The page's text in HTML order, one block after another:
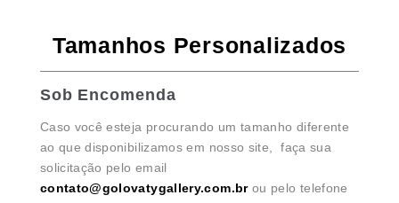
Tamanhos Personalizados
Sob Encomenda
Caso você esteja procurando um tamanho diferente
ao que disponibilizamos em nosso site, faça sua
solicitação pelo email
contato@golovatygallery.com.brou pelo telefone